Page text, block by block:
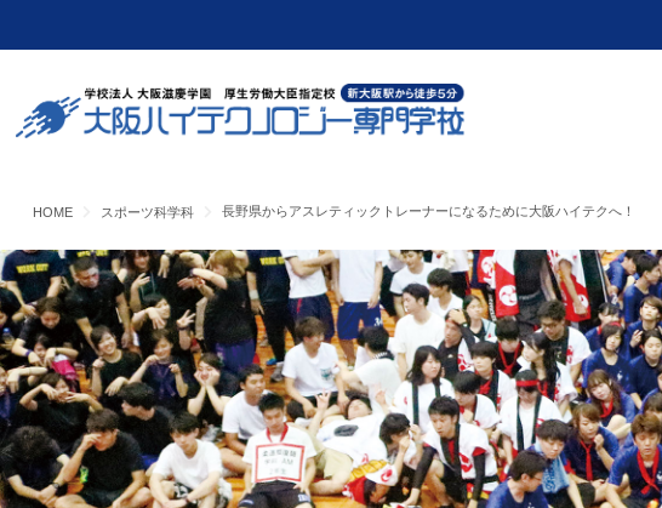
HOME スポーツ科学科 長野県からアスレティックトレーナーになるために大阪ハイテクへ！